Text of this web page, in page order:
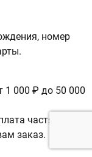
номер
1 000 ₽ до 50 000
частями».
заказ.